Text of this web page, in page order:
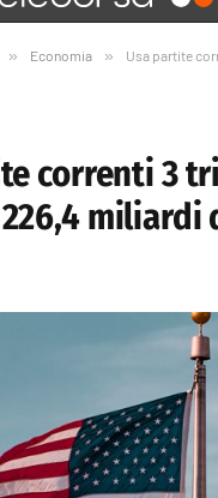
» Economia » Usa partite correnti 3
correnti 3